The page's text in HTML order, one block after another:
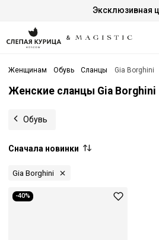
Эксклюзивная
Женщинам Обувь Сланцы Gia Borghini
Женские сланцы Gia Borghini
Обувь
Сначала новинки
Gia Borghini
-40%